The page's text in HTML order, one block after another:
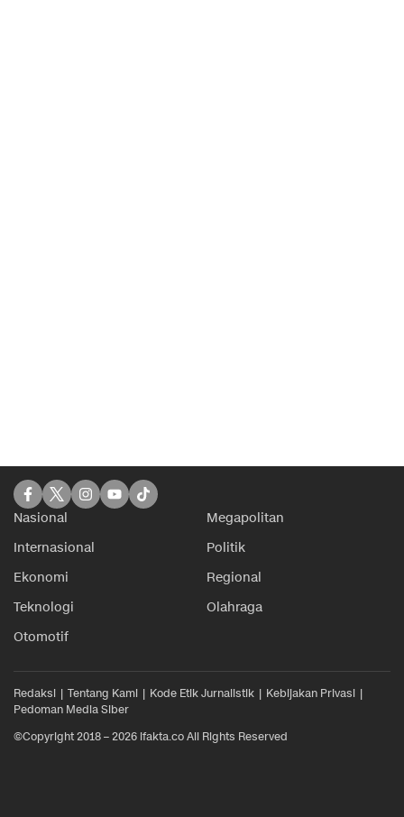
Nasional
Megapolitan
Internasional
Politik
Ekonomi
Regional
Teknologi
Olahraga
Otomotif
Redaksi Tentang Kami Kode Etik Jurnalistik
Kebijakan Privasi
Pedoman Media Siber
©Copyright 2018 – 2026 ifakta.co All Rights Reserved